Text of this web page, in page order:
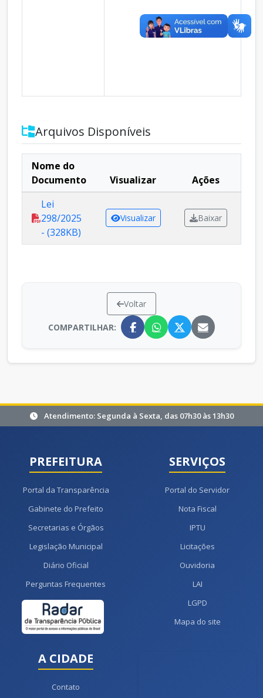
Arquivos Disponíveis
Nome do
Documento
Visualizar
Ações
Lei
298/2025
- (328KB)
Visualizar Baixar
Voltar
COMPARTILHAR:
Atendimento: Segunda à Sexta, das 07h30 às 13h30
PREFEITURA
Portal da Transparência
Gabinete do Prefeito
Secretarias e Órgãos
Legislação Municipal
Diário Oficial
Perguntas Frequentes
SERVIÇOS
Portal do Servidor
Nota Fiscal
IPTU
Licitações
Ouvidoria
LAI
LGPD
Mapa do site
A CIDADE
Contato